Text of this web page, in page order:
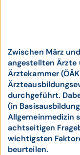
Zwischen März
angestellten Ärzte
Ärztekammer
durchgeführt.
(in
Allgemeinmedizin
achtseitigen
wichtigsten
beurteilen.